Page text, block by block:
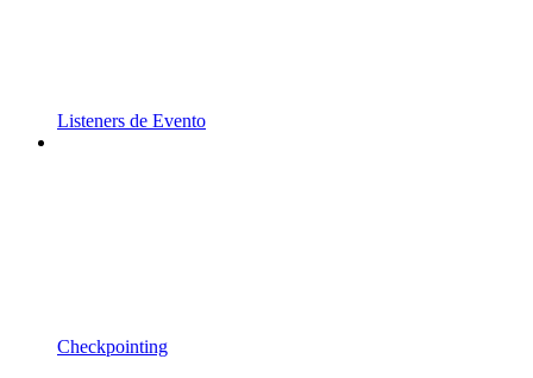
Listeners de Evento
Checkpointing